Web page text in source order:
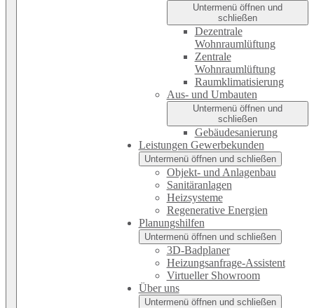
Untermenü öffnen und
schließen
Dezentrale
Wohnraumlüftung
Zentrale
Wohnraumlüftung
Raumklimatisierung
Aus- und Umbauten
Untermenü öffnen und
schließen
Gebäudesanierung
Leistungen Gewerbekunden
Untermenü öffnen und schließen
Objekt- und Anlagenbau
Sanitäranlagen
Heizsysteme
Regenerative Energien
Planungshilfen
Untermenü öffnen und schließen
3D-Badplaner
Heizungsanfrage-Assistent
Virtueller Showroom
Über uns
Untermenü öffnen und schließen